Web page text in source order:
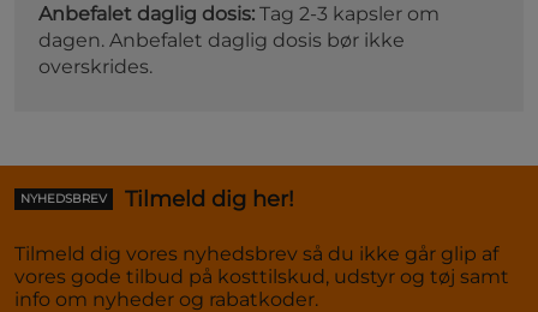
Anbefalet daglig dosis: Tag 2-3 kapsler om
dagen. Anbefalet daglig dosis bør ikke
overskrides.
NYHEDSBREV Tilmeld dig her!
Tilmeld dig vores nyhedsbrev så du ikke går glip af
vores gode tilbud på kosttilskud, udstyr og tøj samt
info om nyheder og rabatkoder.